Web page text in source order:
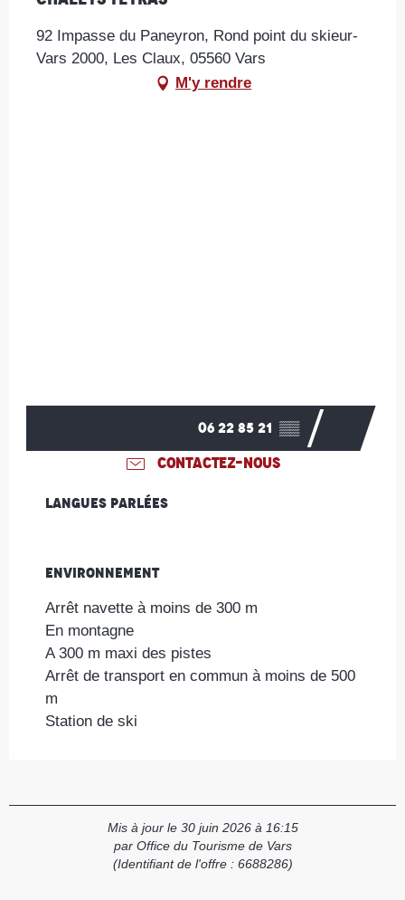
92 Impasse du Paneyron, Rond point du skieur-
Vars 2000, Les Claux, 05560 Vars
M'y rendre
06 22 85 21 ▒▒
CONTACTEZ-NOUS
Langues parlées
Langues parlées
Environnement
Environnement
Arrêt navette à moins de 300 m
En montagne
A 300 m maxi des pistes
Arrêt de transport en commun à moins de 500
m
Station de ski
Mis à jour le 30 juin 2026 à 16:15
par Office du Tourisme de Vars
(Identifiant de l'offre : 6688286)